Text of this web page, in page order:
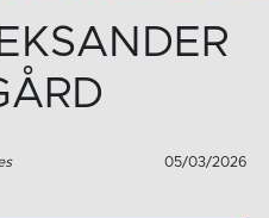
05/03/2026